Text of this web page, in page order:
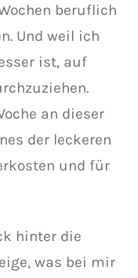
beruflich
Und weil ich
ist, auf
an dieser
der leckeren
und für
hinter die
was bei mir